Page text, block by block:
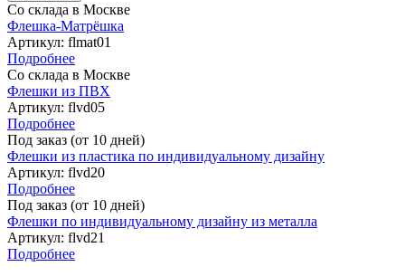
Со склада в Москве
Флешка-Матрёшка
Артикул: flmat01
Подробнее
Со склада в Москве
Флешки из ПВХ
Артикул: flvd05
Подробнее
Под заказ (от 10 дней)
Флешки из пластика по индивидуальному дизайну
Артикул: flvd20
Подробнее
Под заказ (от 10 дней)
Флешки по индивидуальному дизайну из металла
Артикул: flvd21
Подробнее